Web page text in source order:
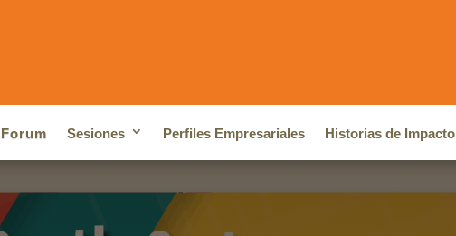
Forum Sesiones Perfiles Empresariales Historias de Impacto